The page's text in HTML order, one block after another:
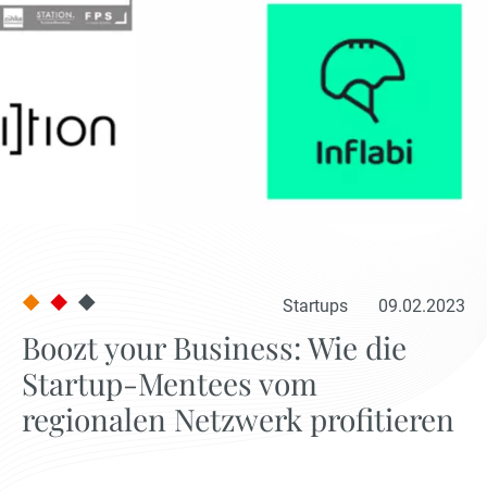
Startups 09.02.2023
Boozt your Business: Wie die
Startup-Mentees vom
regionalen Netzwerk profitieren